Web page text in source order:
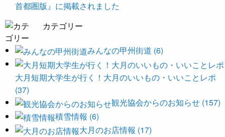
首都圏版』に掲載されました
カテゴリー
みんなの甲州街道 (6)
大月短期大学生が行く！大月のいいもの・いいことレポ
(37)
観光協会からのお知らせ (157)
積雪情報 (6)
大月のお店情報 (17)